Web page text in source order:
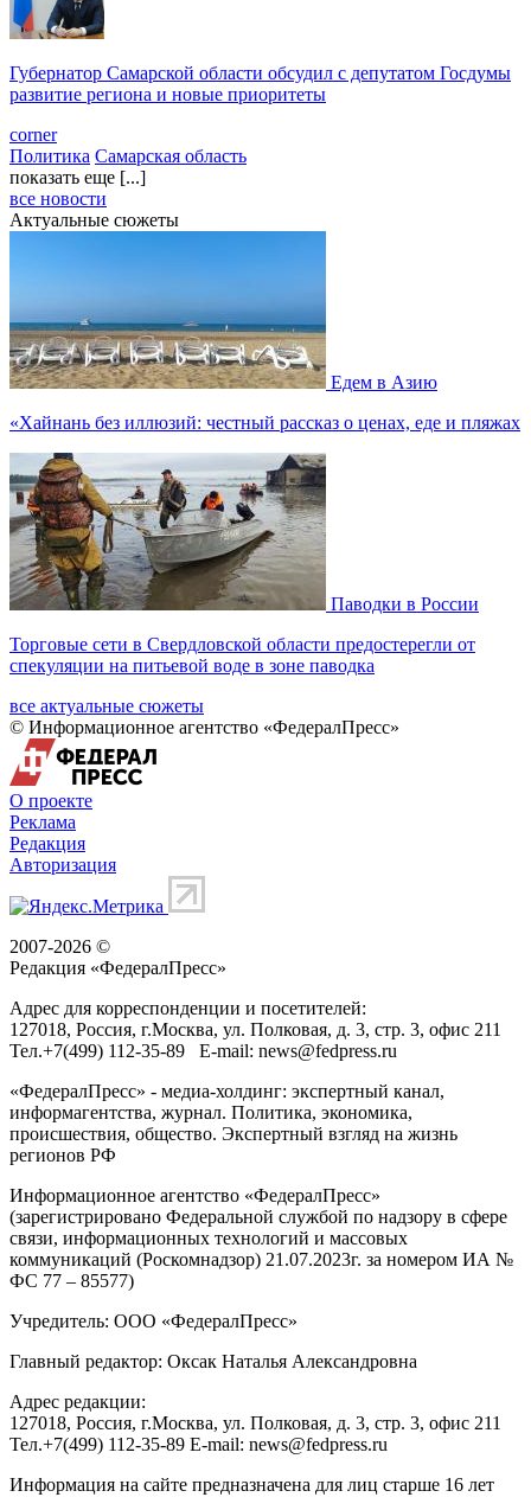
Губернатор Самарской области обсудил с депутатом Госдумы
развитие региона и новые приоритеты
corner
Политика Самарская область
показать еще [...]
все новости
Актуальные сюжеты
Едем в Азию
«Хайнань без иллюзий: честный рассказ о ценах, еде и пляжах
Паводки в России
Торговые сети в Свердловской области предостерегли от
спекуляции на питьевой воде в зоне паводка
все актуальные сюжеты
© Информационное агентство «ФедералПресс»
О проекте
Реклама
Редакция
Авторизация
2007-2026 ©
Редакция «ФедералПресс»
Адрес для корреспонденции и посетителей:
127018, Россия, г.Москва, ул. Полковая, д. 3, стр. 3, офис 211
Тел.+7(499) 112-35-89 E-mail: news@fedpress.ru
«ФедералПресс» - медиа-холдинг: экспертный канал,
информагентства, журнал. Политика, экономика,
происшествия, общество. Экспертный взгляд на жизнь
регионов РФ
Информационное агентство «ФедералПресс»
(зарегистрировано Федеральной службой по надзору в сфере
связи, информационных технологий и массовых
коммуникаций (Роскомнадзор) 21.07.2023г. за номером ИА №
ФС 77 – 85577)
Учредитель: ООО «ФедералПресс»
Главный редактор: Оксак Наталья Александровна
Адрес редакции:
127018, Россия, г.Москва, ул. Полковая, д. 3, стр. 3, офис 211
Тел.+7(499) 112-35-89 E-mail: news@fedpress.ru
Информация на сайте предназначена для лиц старше 16 лет